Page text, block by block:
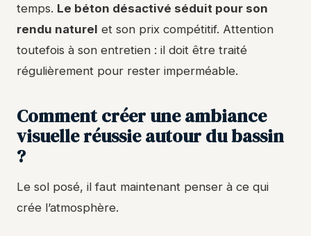
temps. Le béton désactivé séduit pour son
rendu naturel et son prix compétitif. Attention
toutefois à son entretien : il doit être traité
régulièrement pour rester imperméable.
Comment créer une ambiance
visuelle réussie autour du bassin
?
Le sol posé, il faut maintenant penser à ce qui
crée l’atmosphère.